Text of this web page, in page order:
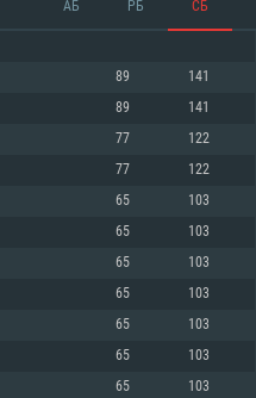
Для Mac
11.0
Xeon не поддерживается)
Linux 64bit
АБ РБ СБ
89 141
89 141
77 122
77 122
65 103
65 103
65 103
65 103
65 103
65 103
65 103